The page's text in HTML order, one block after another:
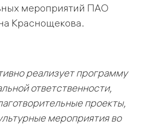
мероприятий ПАО
Краснощекова.
реализует программу
ответственности,
проекты,
мероприятия во